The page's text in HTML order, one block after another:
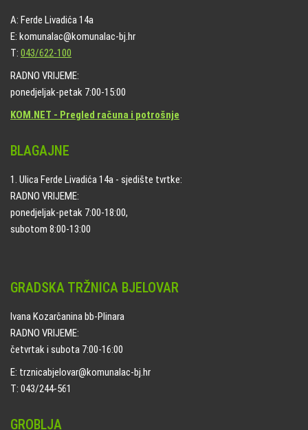
A: Ferde Livadića 14a
E: komunalac@komunalac-bj.hr
T: 043/622-100
RADNO VRIJEME:
ponedjeljak-petak 7:00-15:00
KOM.NET - Pregled računa i potrošnje
BLAGAJNE
1. Ulica Ferde Livadića 14a - sjedište tvrtke:
RADNO VRIJEME:
ponedjeljak-petak 7:00-18:00,
subotom 8:00-13:00
GRADSKA TRŽNICA BJELOVAR
Ivana Kozarčanina bb-Plinara
RADNO VRIJEME:
četvrtak i subota 7:00-16:00
E: trznicabjelovar@komunalac-bj.hr
T: 043/244-561
GROBLJA